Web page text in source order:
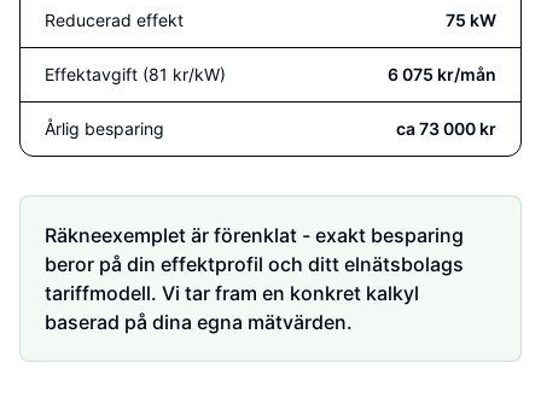
Reducerad effekt 75 kW
Effektavgift (81 kr/kW) 6 075 kr/mån
Årlig besparing ca 73 000 kr
Räkneexemplet är förenklat - exakt besparing
beror på din effektprofil och ditt elnätsbolags
tariffmodell. Vi tar fram en konkret kalkyl
baserad på dina egna mätvärden.